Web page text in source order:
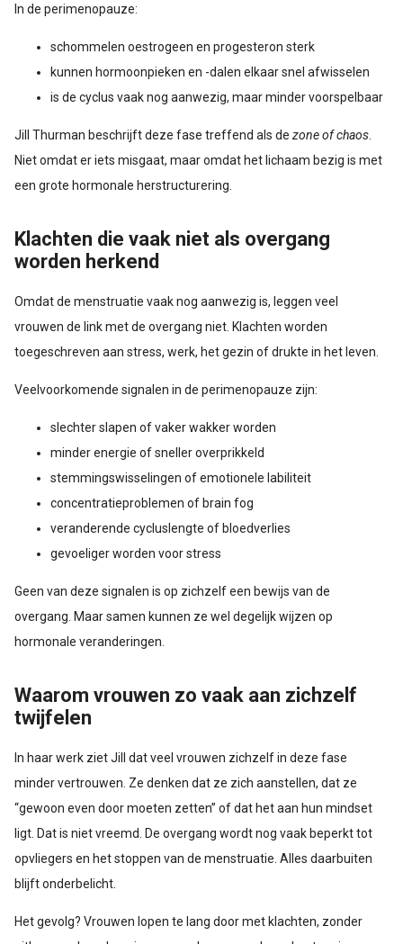
In de perimenopauze:
schommelen oestrogeen en progesteron sterk
kunnen hormoonpieken en -dalen elkaar snel afwisselen
is de cyclus vaak nog aanwezig, maar minder voorspelbaar
Jill Thurman beschrijft deze fase treffend als de zone of chaos
Niet omdat er iets misgaat, maar omdat het lichaam bezig is met
een grote hormonale herstructurering.
Klachten die vaak niet als overgang
worden herkend
Omdat de menstruatie vaak nog aanwezig is, leggen veel
vrouwen de link met de overgang niet. Klachten worden
toegeschreven aan stress, werk, het gezin of drukte in het leven.
Veelvoorkomende signalen in de perimenopauze zijn:
slechter slapen of vaker wakker worden
minder energie of sneller overprikkeld
stemmingswisselingen of emotionele labiliteit
concentratieproblemen of brain fog
veranderende cycluslengte of bloedverlies
gevoeliger worden voor stress
Geen van deze signalen is op zichzelf een bewijs van de
overgang. Maar samen kunnen ze wel degelijk wijzen op
hormonale veranderingen.
Waarom vrouwen zo vaak aan zichzelf
twijfelen
In haar werk ziet Jill dat veel vrouwen zichzelf in deze fase
minder vertrouwen. Ze denken dat ze zich aanstellen, dat ze
“gewoon even door moeten zetten” of dat het aan hun mindset
ligt. Dat is niet vreemd. De overgang wordt nog vaak beperkt tot
opvliegers en het stoppen van de menstruatie. Alles daarbuiten
blijft onderbelicht.
Het gevolg? Vrouwen lopen te lang door met klachten, zonder